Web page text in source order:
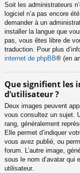
Soit les administrateurs
logiciel n’a pas encore
demander à un
installer la langue que
pas, vous êtes libre de
traduction. Pour plus
internet de phpBB® (en
Que signifient les
d’utilisateur ?
Deux images peuvent
vous consultez un sujet.
rang, généralement
Elle permet d’indiquer
vous avez publié, ou
forum. L’autre image,
sous le nom d’avatar qui
utilisateur.